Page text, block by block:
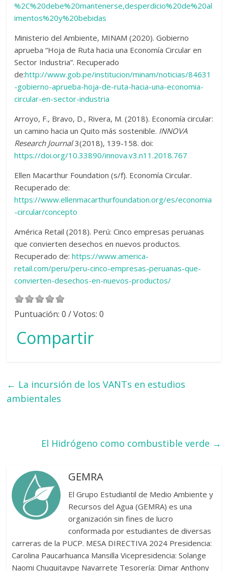
%2C%20debe%20mantenerse,desperdicio%20de%20al
imentos%20y%20bebidas
Ministerio del Ambiente, MINAM (2020). Gobierno
aprueba “Hoja de Ruta hacia una Economía Circular en
Sector Industria”. Recuperado
de:http://www.gob.pe/institucion/minam/noticias/84631
-gobierno-aprueba-hoja-de-ruta-hacia-una-economia-
circular-en-sector-industria
Arroyo, F., Bravo, D., Rivera, M. (2018). Economía circular:
un camino hacia un Quito más sostenible. INNOVA
Research Journal3(2018), 139-158. doi:
https://doi.org/10.33890/innova.v3.n11.2018.767
Ellen Macarthur Foundation (s/f). Economía Circular.
Recuperado de:
https://www.ellenmacarthurfoundation.org/es/economia
-circular/concepto
América Retail (2018). Perú: Cinco empresas peruanas
que convierten desechos en nuevos productos.
Recuperado de:https://www.america-
retail.com/peru/peru-cinco-empresas-peruanas-que-
convierten-desechos-en-nuevos-productos/
Puntuación:0 / Votos:0
Compartir
← La incursión de los VANTs en estudios
ambientales
El Hidrógeno como combustible verde →
GEMRA
El Grupo Estudiantil de Medio Ambiente y
Recursos del Agua (GEMRA) es una
organización sin fines de lucro
conformada por estudiantes de diversas
carreras de la PUCP. MESA DIRECTIVA 2024 Presidencia:
Carolina Paucarhuanca Mansilla Vicepresidencia: Solange
Naomi Chuquitaype Navarrete Tesorería: Dimar Anthony